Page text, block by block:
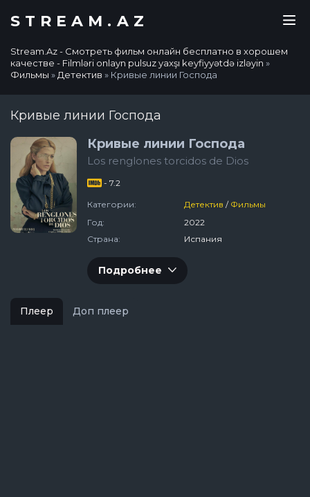
STREAM.AZ
Stream.Az - Смотреть фильм онлайн бесплатно в хорошем
качестве - Filmləri onlayn pulsuz yaxşı keyfiyyətdə izləyin »
Фильмы » Детектив » Кривые линии Господа
Кривые линии Господа
Кривые линии Господа
Los renglones torcidos de Dios
- 7.2
Категории: Детектив / Фильмы
Год:
2022
Страна:
Испания
Подробнее
Плеер Доп плеер